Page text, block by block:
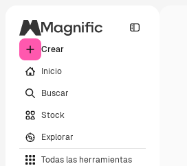
Crear
Inicio
Buscar
Stock
Explorar
Todas las herramientas